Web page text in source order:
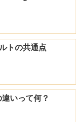
トの共通点
いって何？